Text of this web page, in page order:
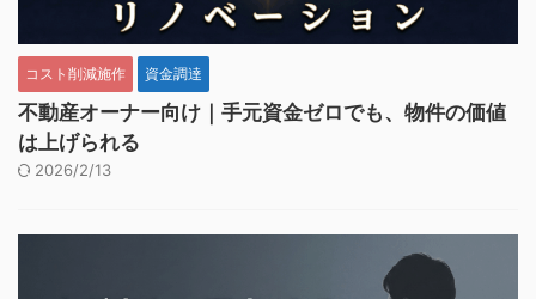
コスト削減施作 資金調達
不動産オーナー向け｜手元資金ゼロでも、物件の価値
は上げられる
2026/2/13